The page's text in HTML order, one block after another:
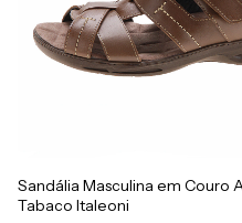
Sandália Masculina em Couro
Tabaco Italeoni